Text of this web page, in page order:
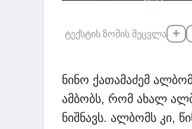
ტექსტის ზომის შეცვლა +
ნინო ქათამაძემ
ამბობს, რომ ახალ
ნიშნავს. ალბომს კი,